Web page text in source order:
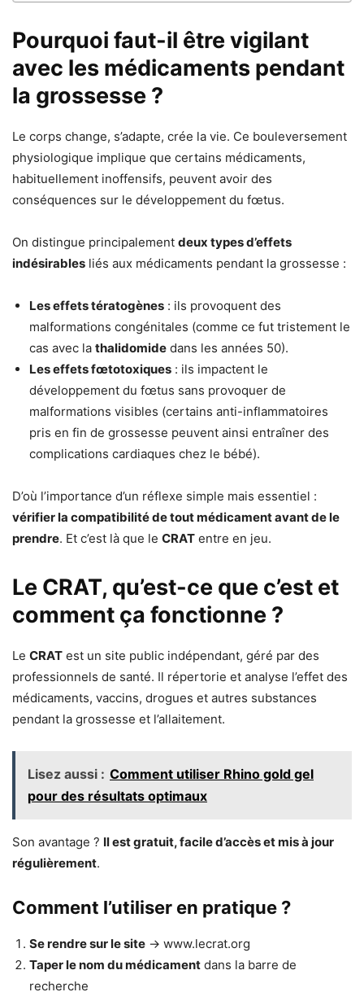
Pourquoi faut-il être vigilant
avec les médicaments pendant
la grossesse ?
Le corps change, s’adapte, crée la vie. Ce bouleversement
physiologique implique que certains médicaments,
habituellement inoffensifs, peuvent avoir des
conséquences sur le développement du fœtus.
On distingue principalement deux types d’effets
indésirables liés aux médicaments pendant la grossesse :
Les effets tératogènes : ils provoquent des
malformations congénitales (comme ce fut tristement le
cas avec la thalidomide dans les années 50).
Les effets fœtotoxiques : ils impactent le
développement du fœtus sans provoquer de
malformations visibles (certains anti-inflammatoires
pris en fin de grossesse peuvent ainsi entraîner des
complications cardiaques chez le bébé).
D’où l’importance d’un réflexe simple mais essentiel :
vérifier la compatibilité de tout médicament avant de le
prendre. Et c’est là que le CRAT entre en jeu.
Le CRAT, qu’est-ce que c’est et
comment ça fonctionne ?
Le CRAT est un site public indépendant, géré par des
professionnels de santé. Il répertorie et analyse l’effet des
médicaments, vaccins, drogues et autres substances
pendant la grossesse et l’allaitement.
Lisez aussi : Comment utiliser Rhino gold gel
pour des résultats optimaux
Son avantage ? Il est gratuit, facile d’accès et mis à jour
régulièrement.
Comment l’utiliser en pratique ?
Se rendre sur le site → www.lecrat.org
Taper le nom du médicament dans la barre de
recherche